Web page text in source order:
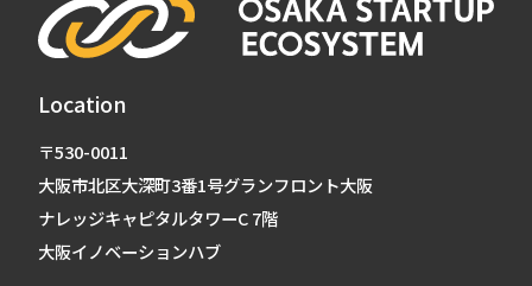
Location
〒530-0011
大阪市北区大深町3番1号グランフロント大阪
ナレッジキャピタルタワーC 7階
大阪イノベーションハブ